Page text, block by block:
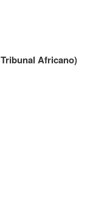
Africano)